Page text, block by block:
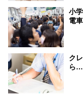
小
電
ク
ら…